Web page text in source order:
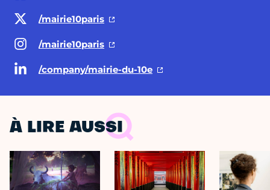
/mairie10paris
/mairie10paris
/company/mairie-du-10e
À LIRE AUSSI